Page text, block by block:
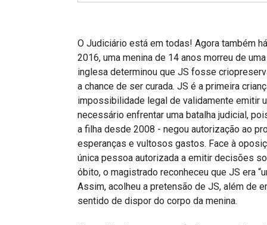
Alienação Parental
Encontre um Escritório
IBDFAM Educacional
O Judiciário está em todas! Agora também
2016, uma menina de 14 anos morreu de
inglesa determinou que JS fosse
a chance de ser curada. JS é a primeira
impossibilidade legal de validamente emitir
necessário enfrentar uma batalha judicial,
a filha desde 2008 - negou autorização ao
esperanças e vultosos gastos. Face à
única pessoa autorizada a emitir decisões
óbito, o magistrado reconheceu que JS era
Assim, acolheu a pretensão de JS, além de
sentido de dispor do corpo da menina.